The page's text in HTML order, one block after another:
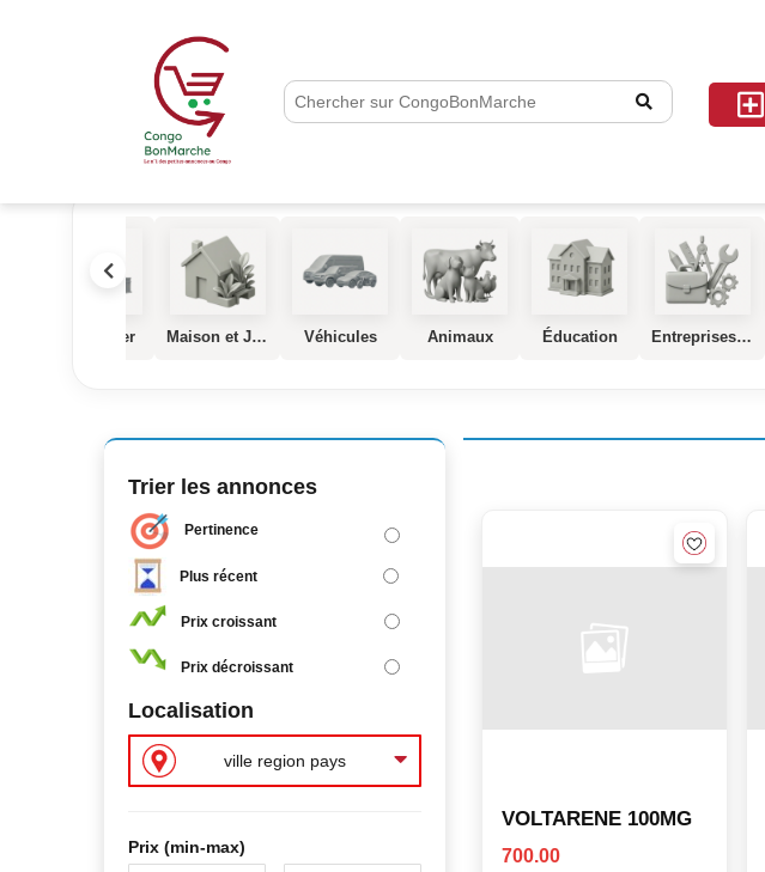
Immobilier Maison et Jardin Véhicules Animaux Éducation Entreprises, Services et Industrie
Trier les annonces
Pertinence
Plus récent
Prix croissant
Prix décroissant
Localisation
ville region pays
Prix ​​(min-max)
VOLTARENE 100MG
700.00